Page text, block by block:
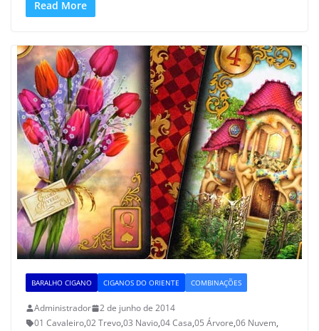
Read More
BARALHO CIGANO CIGANOS DO ORIENTE COMBINAÇÕES
Administrador
2 de junho de 2014
01 Cavaleiro,02 Trevo,03 Navio,04 Casa,05 Árvore,06 Nuvem,